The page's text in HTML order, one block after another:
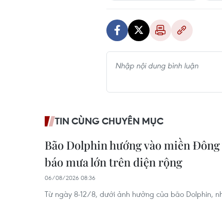
TIN CÙNG CHUYÊN MỤC
Bão Dolphin hướng vào miền
báo mưa lớn trên diện rộng
06/08/2026 08:36
Từ ngày 8-12/8, dưới ảnh hưởng của bão Dolphin,